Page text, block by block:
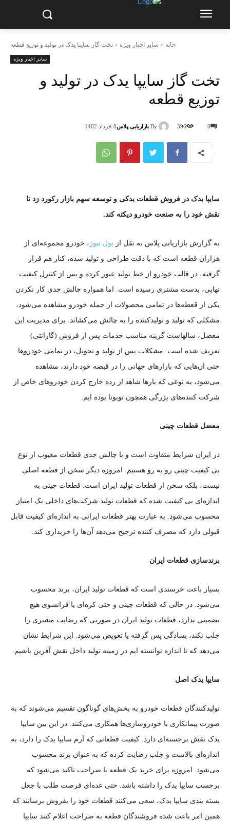
خانه سایر اخبار ویژه تخت گاز سایپا یدک در تولید و توزیع قطعه
سایر اخبار ویژه
تخت گاز سایپا یدک در تولید و
توزیع قطعه
By بازاریابی پلاس8 خرداد 1402 0
396
سایپا یدک در فروش قطعات یدکی و توسعه سهم بازار رکورد زد تا
نقش خود را به صنعت خودرو دیکته کند.
به گزارش بازاریابی پلاس به نقل از پول نیوز ، خودرو مجموعه‌ای از
هزاران قطعه است که با دقت طراحی و تولید شده، کنار هم قرار
گرفته، در قالب خودرو از خط تولید عبور کرده و پس از کنترل کیفیت
نهایی، بدست مشتری رسیده است. اما همواره چالش جدی کار نکردن
یکی از قعطه‌ها در تمامی محصولات از جمله خودرو مشاهده می‌شود،
مشکلی که تولید و تولیدکننده را به چالش می‌کشاند. برای مدیریت این
معضل، سالهاست گزینه مناسب خدمات پس از فروش (گارانتی)
تعریف شده است. مشکلات پس از تولید و تحویل، در تمامی خودرو‌ها
حتی ان‌هایی که بازار‌های جهانی را در قبضه خود دارند، مشاهده
می‌شود، به نوعی که بار‌ها شاهد از رده خارج کردن خودرو‌های خاص از
شرکت کننده‌های بزرگی همچون تویوتا بوده ایم.
معضل قطعات چینی
در ایران شرایط متفاوت است و با چالش جدی قطعات معیوب از نوع
بی کیفیت چینی رو به رو هستیم. امروزه دیگر سخن از قطعه اصلی
نیست، بلکه سخن از قطعات تولید ایران است. قطعات چینی به
اندازه‌ای بی کیفیت شده که قطعات تولید شرکت‌های داخلی یک امتیاز
محسوب می‌شود. به عبارت بهتر قطعات ایرانی به اندازه‌ای کیفیت قابل
قبولی دارد که مصرف کننده ترجیح می‌دهد آن‌ها را خریداری کند.
برندسازی قطعات ایران
بسیار باعث خرسندی است که قطعات تولید ایران، برند محسوب
می‌شود. در حالی که قطعات چینی و حتی کره‌ای یا فرانسوی هیچ
تضمینی ندارد، قطعات تولید ایران در صورتی که رضایت مشتری را
جلب نکند، بسادگی پس گرفته یا تعویض می‌شود. این شرایط نشان
می‌دهد که تا اندازه توانسته ایم در زمینه تولید داخل نقش آفرین باشیم.
سایپا یدک اصل
تولیدکنندگان قطعات خودرو به بخش‌های گوناگون تقسیم می‌شوند که به
صورت پیمانکاری با خودروسازی‌ها همکاری می‌کنند. در این بین سایپا
یدک نقش برجسته‌ای دارد. کیفیت قطعاتی که آرم سایپا یدک را دارد، به
اندازه‌ای بالاست و جلب رضایت کرده که به عنوان برند محسوب
می‌شود. امروزه برای خرید یک قطعه با صراحت تاکید می‌شود که
برچسب سایپا یدک را داشته باشد. حتی عده‌ای فرصت طلب با جعل
بسته بندی سایپا یدک، سعی می‌کنند قطعات خود را بفروش برسانند که
همین امر باعث شده فروشندگان قطعه به صراحت اعلام کنند سایپا